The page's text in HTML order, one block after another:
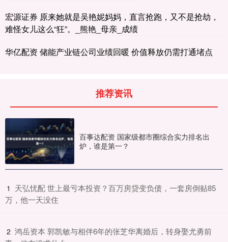
宏源证券 原来她就是吴艳妮妈妈，直言抢跑，又不是抢劫，
难怪女儿这么“狂”。_熊艳_母亲_成绩
华亿配资 储能产业链公司业绩回暖 价值释放仍需打通堵点
推荐资讯
百事达配资 国家级都市圈综合实力排名出
炉，谁是第一？
1 ​天弘忧配 世上最亏本投资？百万房贷变负债，一套房倒贴85
万，他一天没住
2 ​鸿岳资本 郭凯敏与相伴6年的张芝华离婚后，转身娶尤勇前